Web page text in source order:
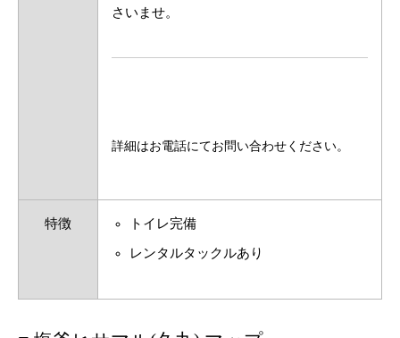
さいませ。
詳細はお電話にてお問い合わせください。
特徴 トイレ完備
レンタルタックルあり